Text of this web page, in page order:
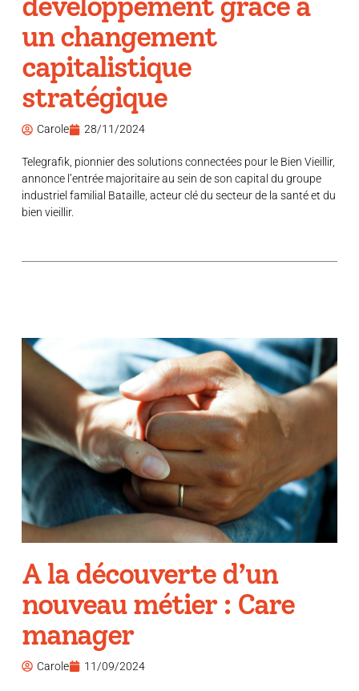
un changement
capitalistique
stratégique
Carole 28/11/2024
Telegrafik, pionnier des solutions connectées pour le Bien Vieillir,
annonce l’entrée majoritaire au sein de son capital du groupe
industriel familial Bataille, acteur clé du secteur de la santé et du
bien vieillir.
A la découverte d’un
nouveau métier : Care
manager
Carole 11/09/2024